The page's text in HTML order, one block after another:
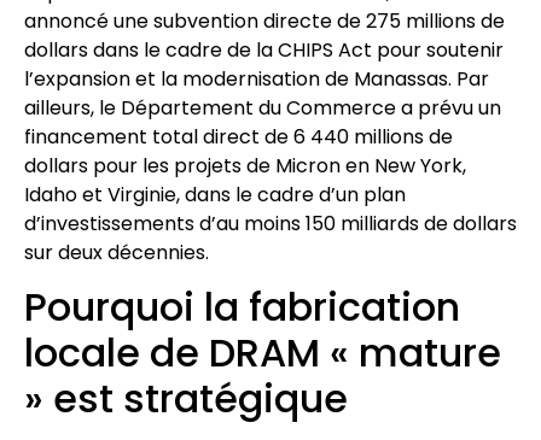
annoncé une subvention directe de 275 millions de
dollars dans le cadre de la CHIPS Act pour soutenir
l’expansion et la modernisation de Manassas. Par
ailleurs, le Département du Commerce a prévu un
financement total direct de 6 440 millions de
dollars pour les projets de Micron en New York,
Idaho et Virginie, dans le cadre d’un plan
d’investissements d’au moins 150 milliards de dollars
sur deux décennies.
Pourquoi la fabrication
locale de DRAM « mature
» est stratégique